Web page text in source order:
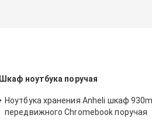
Шкаф ноутбука поручая
Ноутбука хранения Anheli шкаф
передвижного Chromebook поручая